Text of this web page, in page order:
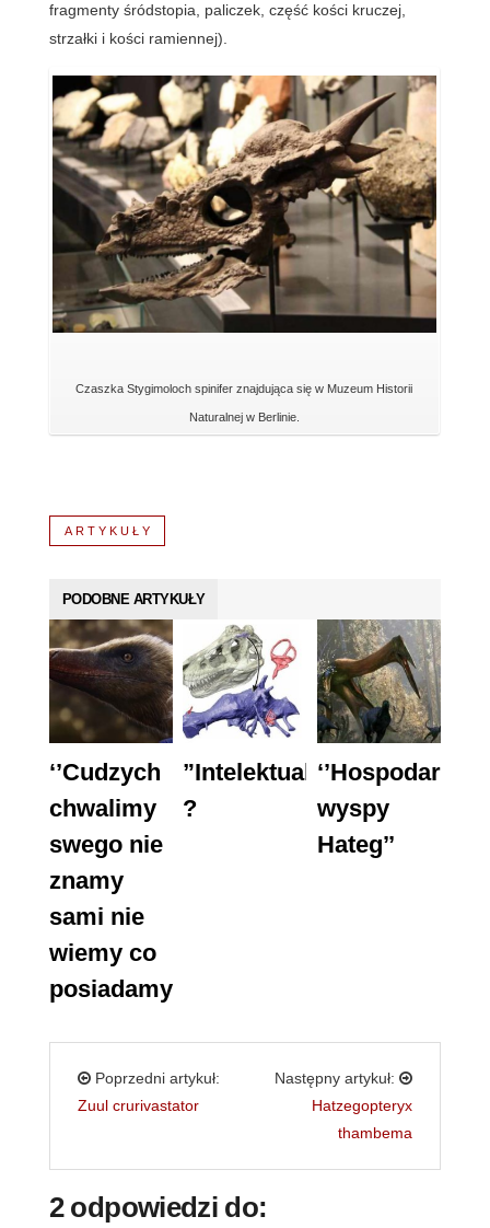
fragmenty śródstopia, paliczek, część kości kruczej,
strzałki i kości ramiennej).
Czaszka Stygimoloch spinifer znajdująca się w Muzeum Historii
Naturalnej w Berlinie.
ARTYKUŁY
PODOBNE ARTYKUŁY
‘’Cudzych
chwalimy
swego nie
znamy
sami nie
wiemy co
posiadamy’’
”Intelektualiści”
?
‘’Hospodar
wyspy
Hateg’’
Poprzedni artykuł:
Zuul crurivastator
Następny artykuł:
Hatzegopteryx
thambema
2 odpowiedzi do: